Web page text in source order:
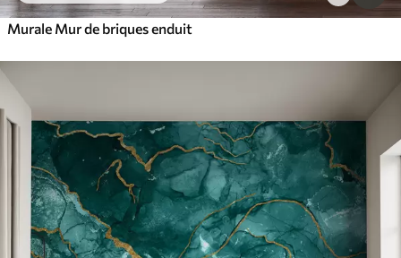
Murale Mur de briques enduit